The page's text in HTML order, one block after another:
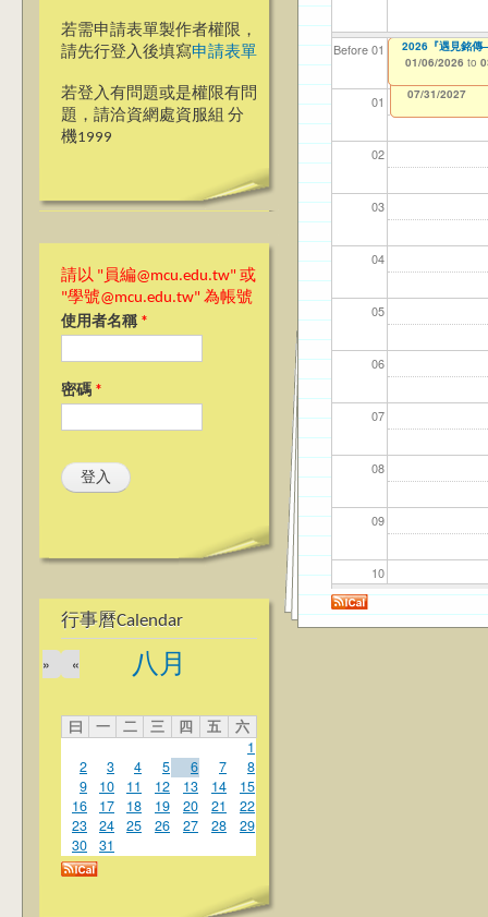
若需申請表單製作者權限，
請先行登入後填寫申請表單
若登入有問題或是權限有問
題，請洽資網處資服組 分
機1999
請以 "員編@mcu.edu.tw" 或
"學號@mcu.edu.tw" 為帳號
使用者名稱 *
密碼 *
行事曆Calendar
八月
«
»
曰 一 二 三 四 五
六
1
2
3 4 5 6 7
8
9
10 11 12 13 14
15
16
17 18 19 20 21
22
23
24 25 26 27 28
29
30
31
Before 01
01
02
03
04
05
06
07
08
09
10
11
【資網處】
整合系統～表單
12/31/2027
【財務處】工讀
11/12/2021 to
【財務處】漏打
錄
07/31/2027
114
04/
114
02/
114
03/
【學
07/
商品
11/
2026『甄愛銘傳
01/06/2026 to
2026『遇見銘傳
01/06/2026 to